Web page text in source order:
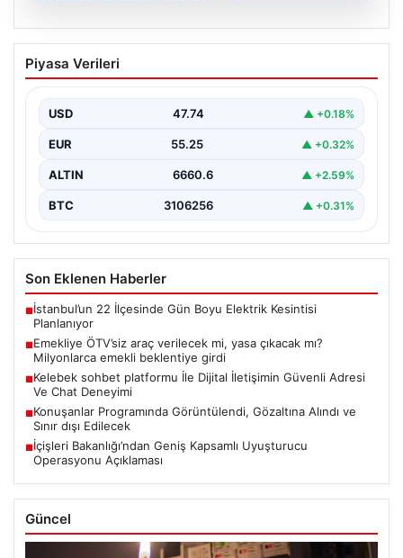
08.08.2026
Emekliye ÖTV’siz araç verilecek mi,
yasa çıkacak mı? Milyonlarca emekli
Piyasa Verileri
USD 47.74 ▲ +0.18%
EUR 55.25 ▲ +0.32%
ALTIN 6660.6 ▲ +2.59%
BTC 3106256 ▲ +0.31%
Son Eklenen Haberler
■İstanbul’un 22 İlçesinde Gün Boyu Elektrik Kesintisi
Planlanıyor
■Emekliye ÖTV’siz araç verilecek mi, yasa çıkacak mı?
Milyonlarca emekli beklentiye girdi
■Kelebek sohbet platformu İle Dijital İletişimin Güvenli Adresi
Ve Chat Deneyimi
■Konuşanlar Programında Görüntülendi, Gözaltına Alındı ve
Sınır dışı Edilecek
■İçişleri Bakanlığı’ndan Geniş Kapsamlı Uyuşturucu
Operasyonu Açıklaması
Güncel